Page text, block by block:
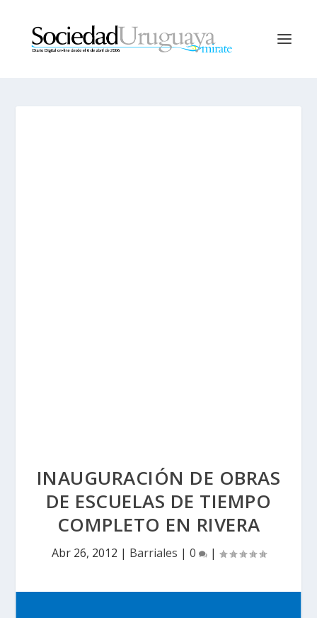
INAUGURACIÓN DE OBRAS
DE ESCUELAS DE TIEMPO
COMPLETO EN RIVERA
Abr 26, 2012 | Barriales | 0 |